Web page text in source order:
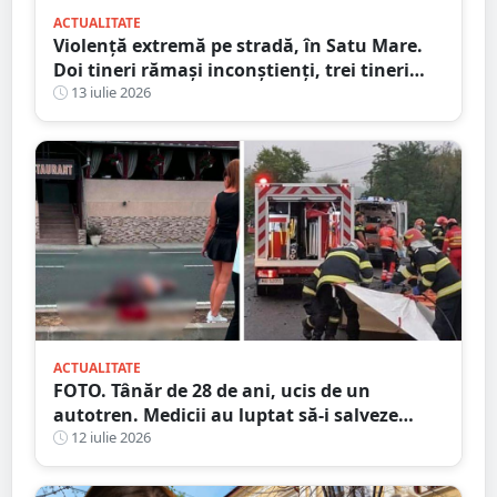
ACTUALITATE
Violență extremă pe stradă, în Satu Mare.
Doi tineri rămași inconștienți, trei tineri
reținuți, astăzi
13 iulie 2026
ACTUALITATE
FOTO. Tânăr de 28 de ani, ucis de un
autotren. Medicii au luptat să-i salveze
viața, dar fără succes, în județul vecin
12 iulie 2026